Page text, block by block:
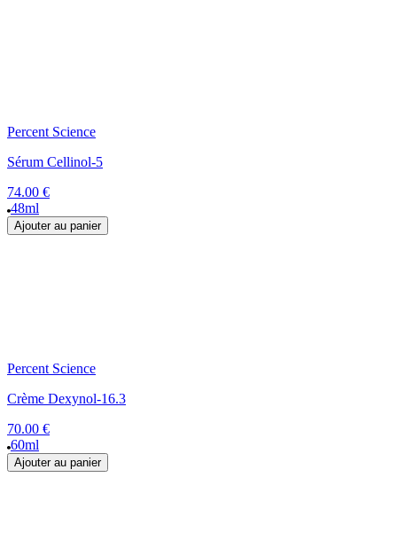
Percent Science
Sérum Cellinol-5
74.00 €
48ml
Ajouter au panier
Percent Science
Crème Dexynol-16.3
70.00 €
60ml
Ajouter au panier